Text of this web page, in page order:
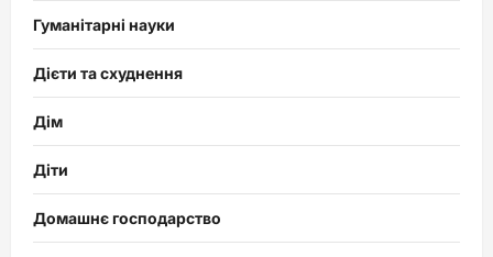
Гуманітарні науки
Дієти та схуднення
Дім
Діти
Домашнє господарство